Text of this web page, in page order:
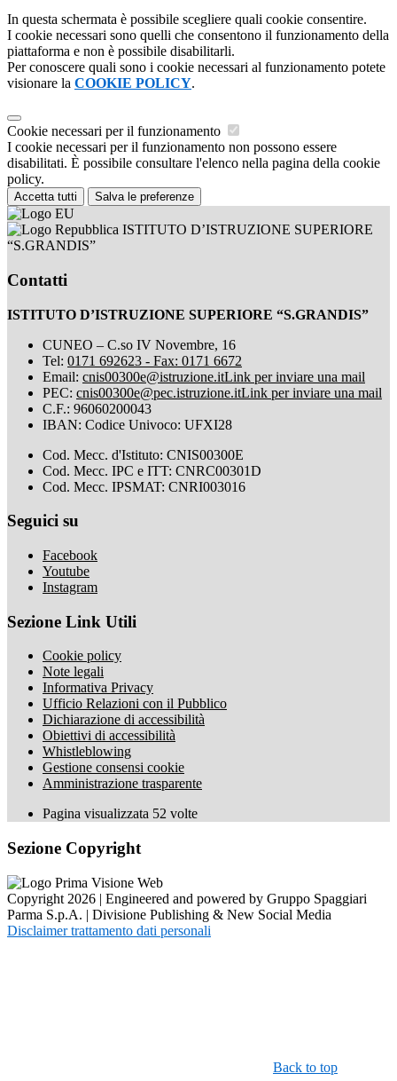
In questa schermata è possibile scegliere quali cookie consentire.
I cookie necessari sono quelli che consentono il funzionamento della
piattaforma e non è possibile disabilitarli.
Per conoscere quali sono i cookie necessari al funzionamento potete
visionare la COOKIE POLICY.
Cookie necessari per il funzionamento
I cookie necessari per il funzionamento non possono essere
disabilitati. È possibile consultare l'elenco nella pagina della cookie
policy.
Accetta tutti Salva le preferenze
ISTITUTO D’ISTRUZIONE SUPERIORE
“S.GRANDIS”
Contatti
ISTITUTO D’ISTRUZIONE SUPERIORE “S.GRANDIS”
CUNEO – C.so IV Novembre, 16
Tel: 0171 692623 - Fax: 0171 6672
Email: cnis00300e@istruzione.itLink per inviare una mail
PEC: cnis00300e@pec.istruzione.itLink per inviare una mail
C.F.: 96060200043
IBAN: Codice Univoco: UFXI28
Cod. Mecc. d'Istituto: CNIS00300E
Cod. Mecc. IPC e ITT: CNRC00301D
Cod. Mecc. IPSMAT: CNRI003016
Seguici su
Facebook
Youtube
Instagram
Sezione Link Utili
Cookie policy
Note legali
Informativa Privacy
Ufficio Relazioni con il Pubblico
Dichiarazione di accessibilità
Obiettivi di accessibilità
Whistleblowing
Gestione consensi cookie
Amministrazione trasparente
Pagina visualizzata 52 volte
Sezione Copyright
Copyright 2026 | Engineered and powered by Gruppo Spaggiari
Parma S.p.A. | Divisione Publishing & New Social Media
Disclaimer trattamento dati personali
Back to top